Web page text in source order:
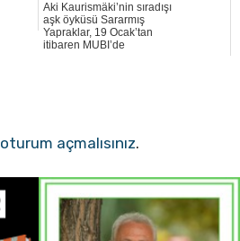
Aki Kaurismäki’nin sıradışı
aşk öyküsü Sararmış
Yapraklar, 19 Ocak’tan
itibaren MUBI’de
oturum açmalısınız.